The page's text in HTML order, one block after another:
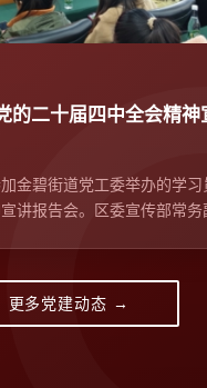
的二十届四中全会精神
金碧街道党工委举办的学习
讲报告会。区委宣传部常务
更多党建动态 →